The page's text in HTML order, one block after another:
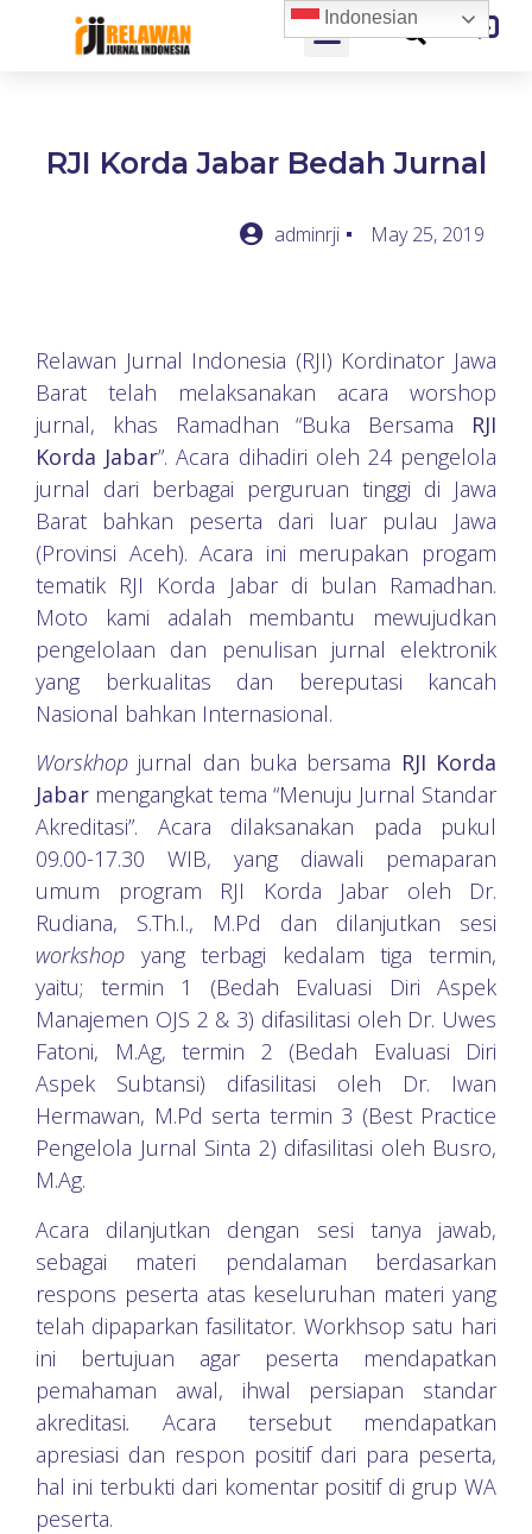
RJI Korda Jabar Bedah Jurnal
adminrji May 25, 2019
Relawan Jurnal Indonesia (RJI) Kordinator Jawa
Barat telah melaksanakan acara worshop
jurnal, khas Ramadhan “Buka Bersama RJI
Korda Jabar”. Acara dihadiri oleh 24 pengelola
jurnal dari berbagai perguruan tinggi di Jawa
Barat bahkan peserta dari luar pulau Jawa
(Provinsi Aceh). Acara ini merupakan progam
tematik RJI Korda Jabar di bulan Ramadhan.
Moto kami adalah membantu mewujudkan
pengelolaan dan penulisan jurnal elektronik
yang berkualitas dan bereputasi kancah
Nasional bahkan Internasional.
Worskhop jurnal dan buka bersama RJI Korda
Jabar mengangkat tema “Menuju Jurnal Standar
Akreditasi”. Acara dilaksanakan pada pukul
09.00-17.30 WIB, yang diawali pemaparan
umum program RJI Korda Jabar oleh Dr.
Rudiana, S.Th.I., M.Pd dan dilanjutkan sesi
workshop yang terbagi kedalam tiga termin,
yaitu; termin 1 (Bedah Evaluasi Diri Aspek
Manajemen OJS 2 & 3) difasilitasi oleh Dr. Uwes
Fatoni, M.Ag, termin 2 (Bedah Evaluasi Diri
Aspek Subtansi) difasilitasi oleh Dr. Iwan
Hermawan, M.Pd serta termin 3 (Best Practice
Pengelola Jurnal Sinta 2) difasilitasi oleh Busro,
M.Ag.
Acara dilanjutkan dengan sesi tanya jawab,
sebagai materi pendalaman berdasarkan
respons peserta atas keseluruhan materi yang
telah dipaparkan fasilitator. Workhsop satu hari
ini bertujuan agar peserta mendapatkan
pemahaman awal, ihwal persiapan standar
akreditasi. Acara tersebut mendapatkan
apresiasi dan respon positif dari para peserta,
hal ini terbukti dari komentar positif di grup WA
peserta.
Indonesian